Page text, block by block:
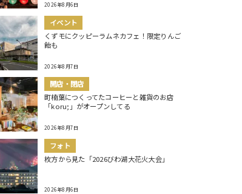
2026年8月6日
イベント
くずモにクッピーラムネカフェ！限定りんご
飴も
2026年8月7日
開店・閉店
町楠葉につくってたコーヒーと雑貨のお店
「koru;」がオープンしてる
2026年8月7日
フォト
枚方から見た「2026びわ湖大花火大会」
2026年8月6日